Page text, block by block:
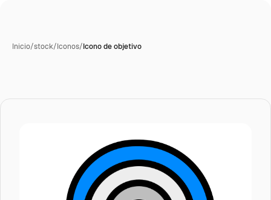
Inicio/stock/Iconos/Icono de objetivo